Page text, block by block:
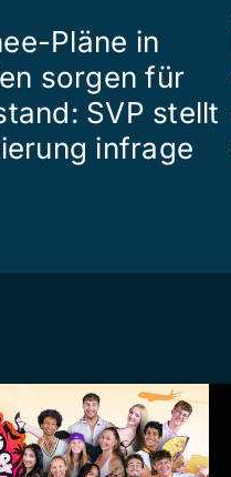
Pläne in
sorgen für
SVP stellt
infrage